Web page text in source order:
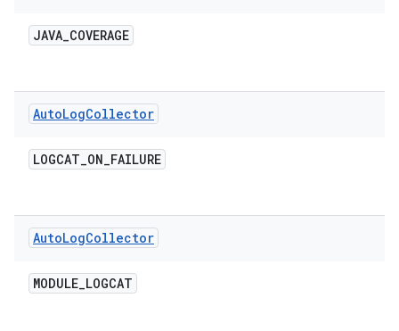
JAVA_COVERAGE
AutoLogCollector
LOGCAT_ON_FAILURE
AutoLogCollector
MODULE_LOGCAT